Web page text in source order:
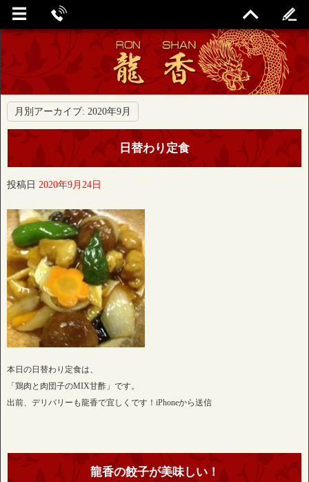
月別アーカイブ: 2020年9月
日替わり定食
投稿日 2020年9月24日
本日の日替わり定食は、
「鶏肉と肉団子のMIX甘酢」です。
出前、デリバリーも龍香で宜しくです！iPhoneから送信
龍香の餃子が美味しい！